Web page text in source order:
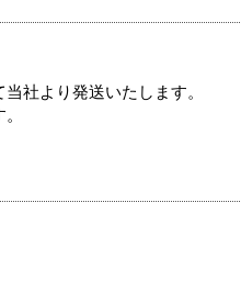
社より発送いたします。